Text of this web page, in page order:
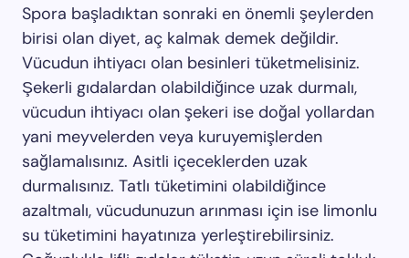
Spora başladıktan sonraki en önemli şeylerden
birisi olan diyet, aç kalmak demek değildir.
Vücudun ihtiyacı olan besinleri tüketmelisiniz.
Şekerli gıdalardan olabildiğince uzak durmalı,
vücudun ihtiyacı olan şekeri ise doğal yollardan
yani meyvelerden veya kuruyemişlerden
sağlamalısınız. Asitli içeceklerden uzak
durmalısınız. Tatlı tüketimini olabildiğince
azaltmalı, vücudunuzun arınması için ise limonlu
su tüketimini hayatınıza yerleştirebilirsiniz.